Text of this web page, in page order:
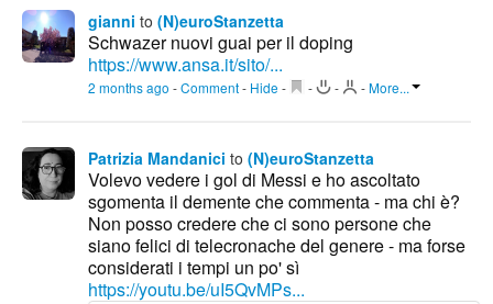
gianni to (N)euroStanzetta
Schwazer nuovi guai per il doping
https://www.ansa.it/sito/...
2 months ago -Comment- Hide - - - -More...
Patrizia Mandanici to (N)euroStanzetta
Volevo vedere i gol di Messi e ho ascoltato
sgomenta il demente che commenta - ma chi è?
Non posso credere che ci sono persone che
siano felici di telecronache del genere - ma forse
considerati i tempi un po' sì
https://youtu.be/uI5QvMPs...